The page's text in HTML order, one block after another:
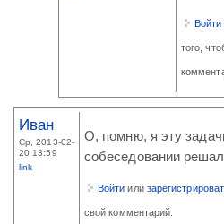
Войти
того,
Иван
Ср, 2013-02-
20 13:59
link
О, помню, я эту
собеседовании
Войти или
свой комментарий.